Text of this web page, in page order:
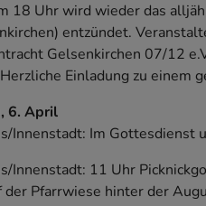
18 Uhr wird wieder das
entzündet.
Gelsenkirchen 07/12
Einladung zu einem
6. April
Innenstadt: Im Gottesdienst
Innenstadt: 11 Uhr
Pfarrwiese hinter der